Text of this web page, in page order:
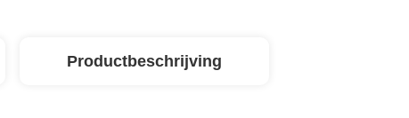
Productbeschrijving